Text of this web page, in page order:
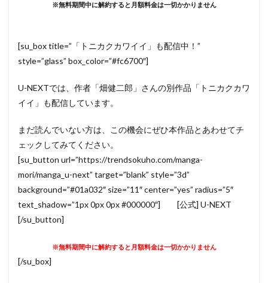
※無料期間中に解約すると月額料金は一切かかりません
[su_box title=”「トニカクカワイイ」も配信中！”
style=”glass” box_color=”#fc6700″]
U-NEXTでは、作者「畑健二郎」さんの別作品「トニカクカワ
イイ」も配信しています。
まだ読んでいない方は、この機会にぜひ本作品とあわせてチ
ェックしてみてください。
[su_button url=”https://trendsokuho.com/manga-
mori/manga_u-next” target=”blank” style=”3d”
background=”#01a032″ size=”11″ center=”yes” radius=”5″
text_shadow=”1px 0px 0px #000000″] [公式] U-NEXT
[/su_button]
※無料期間中に解約すると月額料金は一切かかりません
[/su_box]